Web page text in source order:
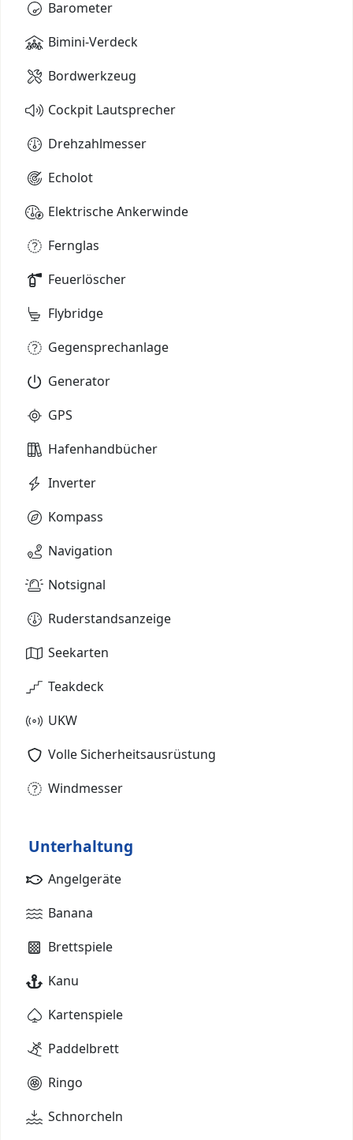
Barometer
Bimini-Verdeck
Bordwerkzeug
Cockpit Lautsprecher
Drehzahlmesser
Echolot
Elektrische Ankerwinde
Fernglas
Feuerlöscher
Flybridge
Gegensprechanlage
Generator
GPS
Hafenhandbücher
Inverter
Kompass
Navigation
Notsignal
Ruderstandsanzeige
Seekarten
Teakdeck
UKW
Volle Sicherheitsausrüstung
Windmesser
Unterhaltung
Angelgeräte
Banana
Brettspiele
Kanu
Kartenspiele
Paddelbrett
Ringo
Schnorcheln